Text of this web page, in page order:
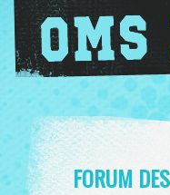
FORUM